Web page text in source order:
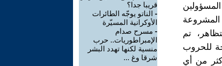
المشروعة
تم
للحروب
من أي
قريبا جدا؟
- الناتو يوجّه الطائرات
الأوكرانية المسيّرة
- مسرح صدام
الإمبراطوريات.. حرب
منسية لكنها تهدد البشر
شرقا وغ ...